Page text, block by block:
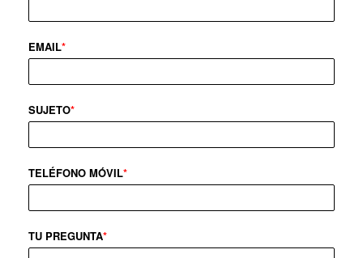
EMAIL*
SUJETO*
TELÉFONO MÓVIL*
TU PREGUNTA*